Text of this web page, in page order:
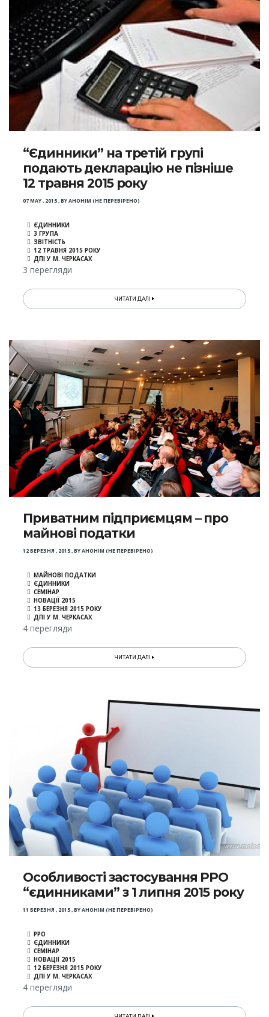
“Єдинники” на третій групі
подають декларацію не пізніше
12 травня 2015 року
07 MAY , 2015,BYАНОНІМ (НЕ ПЕРЕВІРЕНО)
ЄДИННИКИ
3 ГРУПА
ЗВІТНІСТЬ
12 ТРАВНЯ 2015 РОКУ
ДПІ У М. ЧЕРКАСАХ
3 перегляди
ЧИТАТИ ДАЛІ
Приватним підприємцям – про
майнові податки
12 БЕРЕЗНЯ , 2015,BYАНОНІМ (НЕ ПЕРЕВІРЕНО)
МАЙНОВІ ПОДАТКИ
ЄДИННИКИ
СЕМІНАР
НОВАЦІЇ 2015
13 БЕРЕЗНЯ 2015 РОКУ
ДПІ У М. ЧЕРКАСАХ
4 перегляди
ЧИТАТИ ДАЛІ
Особливості застосування РРО
“єдинниками” з 1 липня 2015 року
11 БЕРЕЗНЯ , 2015,BYАНОНІМ (НЕ ПЕРЕВІРЕНО)
РРО
ЄДИННИКИ
СЕМІНАР
НОВАЦІЇ 2015
12 БЕРЕЗНЯ 2015 РОКУ
ДПІ У М. ЧЕРКАСАХ
4 перегляди